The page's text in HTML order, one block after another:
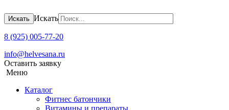
Искать Искать
8 (925) 005-77-20
info@helvesana.ru
Оставить заявку
Меню
Каталог
Фитнес батончики
Витамины и препараты